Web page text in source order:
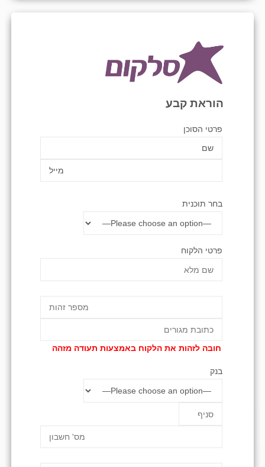
הוראת קבע
פרטי הסוכן
בחר תוכנית
פרטי הלקוח
חובה לזהות את הלקוח באמצעות תעודה מזהה
בנק